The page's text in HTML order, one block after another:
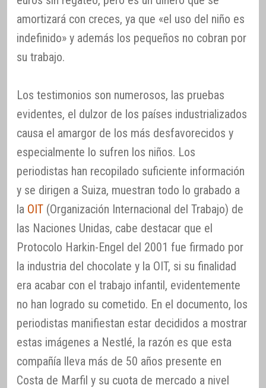
amortizará con creces, ya que «el uso del niño es
indefinido» y además los pequeños no cobran por
su trabajo.
Los testimonios son numerosos, las pruebas
evidentes, el dulzor de los países industrializados
causa el amargor de los más desfavorecidos y
especialmente lo sufren los niños. Los
periodistas han recopilado suficiente información
y se dirigen a Suiza, muestran todo lo grabado a
la OIT (Organización Internacional del Trabajo) de
las Naciones Unidas, cabe destacar que el
Protocolo Harkin-Engel del 2001 fue firmado por
la industria del chocolate y la OIT, si su finalidad
era acabar con el trabajo infantil, evidentemente
no han logrado su cometido. En el documento, los
periodistas manifiestan estar decididos a mostrar
estas imágenes a Nestlé, la razón es que esta
compañía lleva más de 50 años presente en
Costa de Marfil y su cuota de mercado a nivel